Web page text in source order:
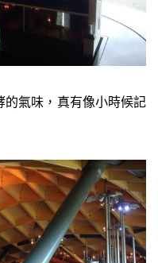
氣味，真有像小時候記